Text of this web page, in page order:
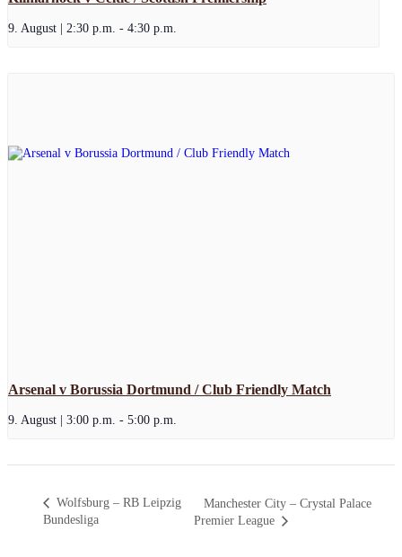
9. August | 2:30 p.m. - 4:30 p.m.
Arsenal v Borussia Dortmund / Club Friendly Match
9. August | 3:00 p.m. - 5:00 p.m.
Wolfsburg – RB Leipzig
Bundesliga
Manchester City – Crystal Palace
Premier League